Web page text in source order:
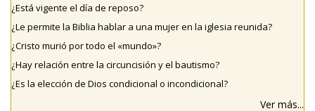
¿Está vigente el día de reposo?
¿Le permite la Biblia hablar a una mujer en la iglesia reunida?
¿Cristo murió por todo el «mundo»?
¿Hay relación entre la circuncisión y el bautismo?
¿Es la elección de Dios condicional o incondicional?
Ver más...